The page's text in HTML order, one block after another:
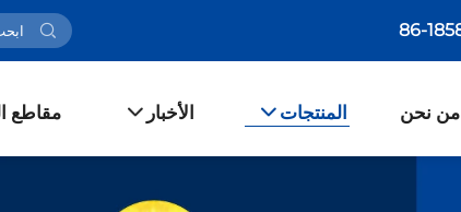
من نحن المنتجات الأخبار مقاطع